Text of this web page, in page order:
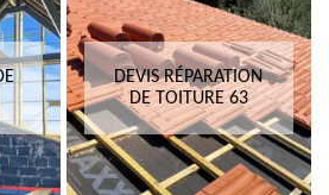
DEVIS RÉPARATION
DE TOITURE 63